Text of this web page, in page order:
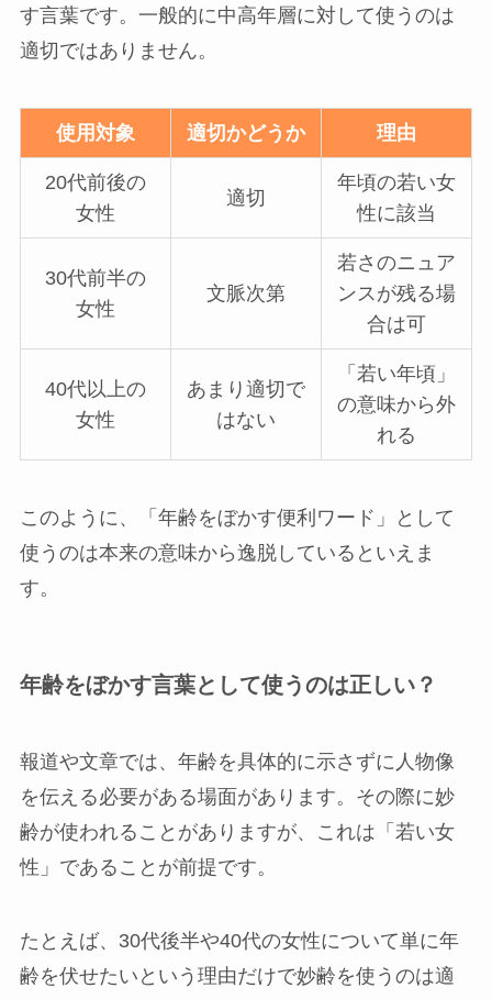
す言葉です。一般的に中高年層に対して使うのは
適切ではありません。
使用対象 適切かどうか 理由
20代前後の
女性
適切
年頃の若い女
性に該当
30代前半の
女性
文脈次第
若さのニュア
ンスが残る場
合は可
40代以上の
女性
あまり適切で
はない
「若い年頃」
の意味から外
れる
このように、「年齢をぼかす便利ワード」として
使うのは本来の意味から逸脱しているといえま
す。
年齢をぼかす言葉として使うのは正しい？
報道や文章では、年齢を具体的に示さずに人物像
を伝える必要がある場面があります。その際に妙
齢が使われることがありますが、これは「若い女
性」であることが前提です。
たとえば、30代後半や40代の女性について単に年
齢を伏せたいという理由だけで妙齢を使うのは適